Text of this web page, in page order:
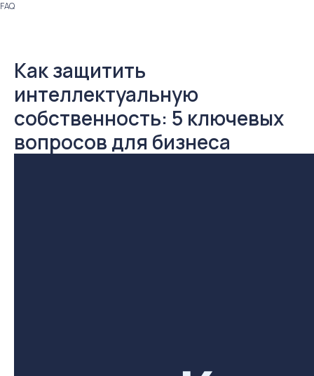
FAQ
Как защитить
интеллектуальную
собственность: 5 ключевых
вопросов для бизнеса